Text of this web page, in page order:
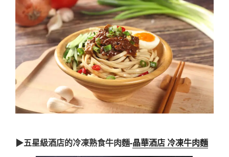
▶五星級酒店的冷凍熟食牛肉麵-晶華酒店 冷凍牛肉麵